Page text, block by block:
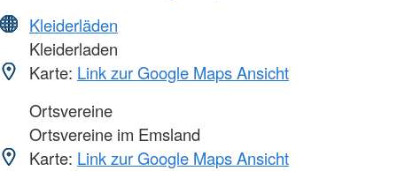
Kleiderläden
Kleiderladen
Karte: Link zur Google Maps Ansicht
Ortsvereine
Ortsvereine im Emsland
Karte: Link zur Google Maps Ansicht